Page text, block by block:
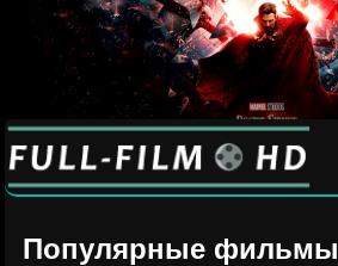
Популярные фильмы